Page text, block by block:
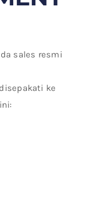
sales resmi
ke